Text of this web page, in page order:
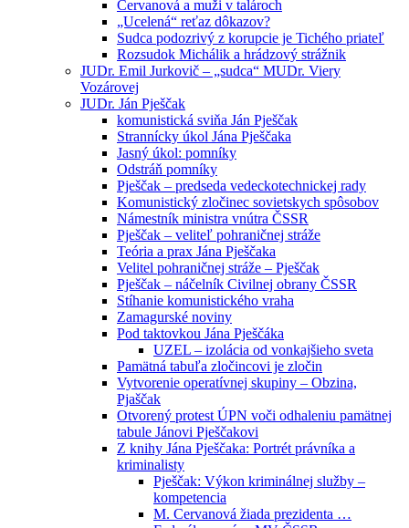
Cervanová a muži v talároch
„Ucelená“ reťaz dôkazov?
Sudca podozrivý z korupcie je Tichého priateľ
Rozsudok Michálik a hrádzový strážnik
JUDr. Emil Jurkovič – „sudca“ MUDr. Viery
Vozárovej
JUDr. Ján Pješčak
komunistická sviňa Ján Pješčak
Strannícky úkol Jána Pješčaka
Jasný úkol: pomníky
Odstráň pomníky
Pješčak – predseda vedeckotechnickej rady
Komunistický zločinec sovietskych spôsobov
Námestník ministra vnútra ČSSR
Pješčak – veliteľ pohraničnej stráže
Teória a prax Jána Pješčaka
Velitel pohraničnej stráže – Pješčak
Pješčak – náčelník Civilnej obrany ČSSR
Stíhanie komunistického vraha
Zamagurské noviny
Pod taktovkou Jána Pješčáka
UZEL – izolácia od vonkajšieho sveta
Pamätná tabuľa zločincovi je zločin
Vytvorenie operatívnej skupiny – Obzina,
Pjaščak
Otvorený protest ÚPN voči odhaleniu pamätnej
tabule Jánovi Pješčakovi
Z knihy Jána Pješčaka: Portrét právníka a
kriminalisty
Pješčak: Výkon kriminálnej služby –
kompetencia
M. Cervanová žiada prezidenta …